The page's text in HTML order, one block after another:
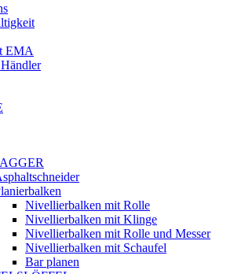
EMA
Nivellierbalken mit Rolle
Nivellierbalken mit Klinge
Nivellierbalken mit Rolle und Messer
Nivellierbalken mit Schaufel
Bar planen